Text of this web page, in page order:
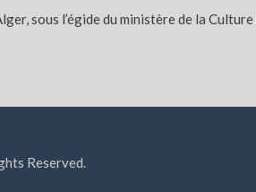
sous l’égide du ministère de la
Reserved.